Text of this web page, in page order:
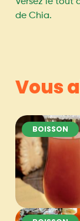
Vous
BOISSON
Versez le tout
de Chia.